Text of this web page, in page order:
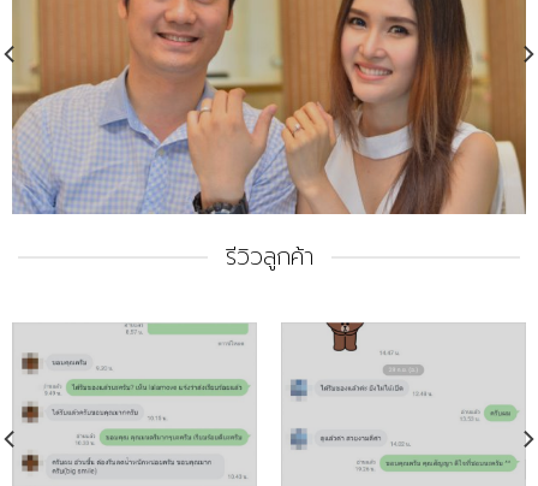
รีวิวลูกค้า